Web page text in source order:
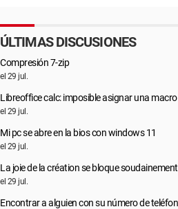
ÚLTIMAS DISCUSIONES
Compresión 7-zip
el 29 jul.
Libreoffice calc: imposible asignar una
el 29 jul.
Mi pc se abre en la bios con windows 11
el 29 jul.
La joie de la création se bloque
el 29 jul.
Encontrar a alguien con su número de